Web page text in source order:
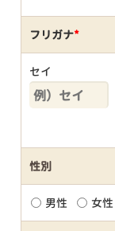
フリガナ*
セイ
性別
男性 女性